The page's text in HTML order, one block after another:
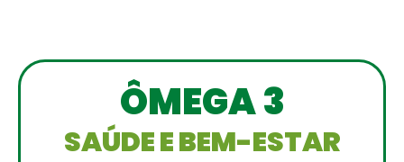
ÔMEGA 3
SAÚDE E BEM-ESTAR